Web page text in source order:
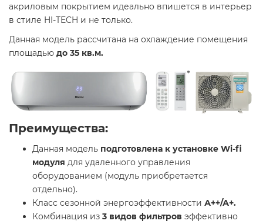
акриловым покрытием идеально впишется в интерьер
в стиле HI-TECH и не только.
Данная модель рассчитана на охлаждение помещения
площадью до 35 кв.м.
Преимущества:
Данная модель подготовлена к установке Wi-fi
модуля для удаленного управления
оборудованием (модуль приобретается
отдельно).
Класс сезонной энергоэффективности А++/А+.
Комбинация из 3 видов фильтров эффективно